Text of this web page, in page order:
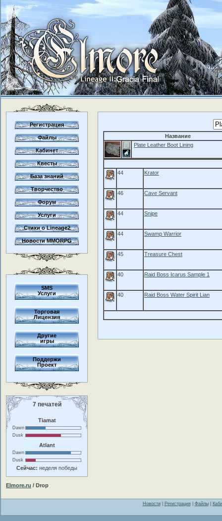
Регистрация
Файлы
Кабинет
Квесты
База знаний
Творчество
Форум
Услуги
Стихи о Lineage2
Новости MMORPG
SMS
Услуги
Торговая
Лицензия
Другие
игры
Поддержи
Проект
7 печатей
Tiamat
Dawn
Dusk
Atlant
Dawn
Dusk
Сейчас: неделя победы
Название
Plate Leather Boot Lining
44 Krator
46 Cave Servant
44 Snipe
44 Swamp Warrior
45 Treasure Chest
40 Raid Boss Icarus Sample 1
40 Raid Boss Water Spirit Lian
Elmore.ru / Drop
Новости| Регистрация| Файлы|